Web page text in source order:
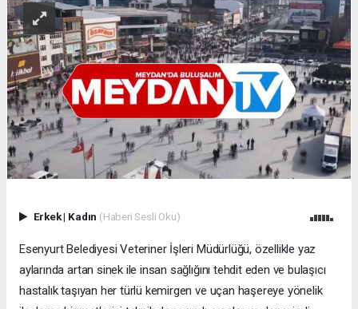
Erkek| Kadın (Haberi Sesli Oku)
Esenyurt Belediyesi Veteriner İşleri Müdürlüğü, özellikle yaz
aylarında artan sinek ile insan sağlığını tehdit eden ve bulaşıcı
hastalık taşıyan her türlü kemirgen ve uçan haşereye yönelik